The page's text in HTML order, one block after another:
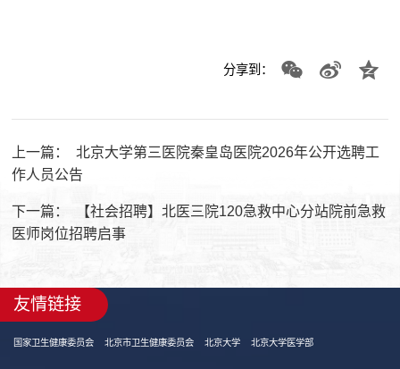
分享到：
上一篇：
北京大学第三医院秦皇岛医院2026年公开选聘工
作人员公告
下一篇：
【社会招聘】北医三院120急救中心分站院前急救
医师岗位招聘启事
友情链接
国家卫生健康委员会 北京市卫生健康委员会 北京大学 北京大学医学部